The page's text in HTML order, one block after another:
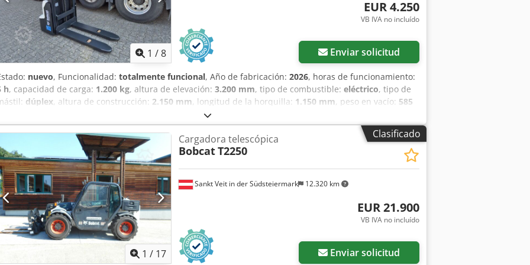
batería: PzS Año de fabricación de la batería: 2024 Estado de la batería: 80-100% Deslizador lateral, 3.ª
4.ª válvula, faro de trabajo trasero, faro de trabajo delantero, cabina completa, elevación total,
CE, espejo interior, luz giratoria, limpiaparabrisas.
1 /8
EUR 4.250
VB IVA no incluído
Enviar solicitud
nuevo, Funcionalidad: totalmente funcional, Año de fabricación: 2026, horas de funcionamiento:
h, capacidad de carga: 1.200 kg, altura de elevación: 3.200 mm, tipo de combustible: eléctrico, tipo de
dúplex, altura de construcción: 2.150 mm, longitud de la horquilla: 1.150 mm, peso en vacío: 585
, tipo de accionamiento:Elektro
de carga: 600 mm Ancho de horquillas: 180 mm Grosor de horquillas: 60 mm Tipo de mástil:
Dúplex Estado: Nuevo Estado técnico: Nuevo Tipo de neumático delantero: Poliuretano Estado del
delantero: 80 - 100% Tipo de neumático trasero: Poliuretano Estado del neumático trasero: 80 -
Batería Voltios: 24V Batería Ah: 60Ah Csdpey Uz Sqjfx Abmjrf Tipo de batería: Ion de litio Año de
de la batería: 2026 Estado de la batería: 80 - 100% Certificado CE, Batería de ion de litio libre
mantenimiento 24 V
Clasificado
1 / 17
Sankt Veit in der Südsteiermark 12.320 km
Cargadora telescópica
BobcatT2250
EUR 21.900
VB IVA no incluído
Enviar solicitud